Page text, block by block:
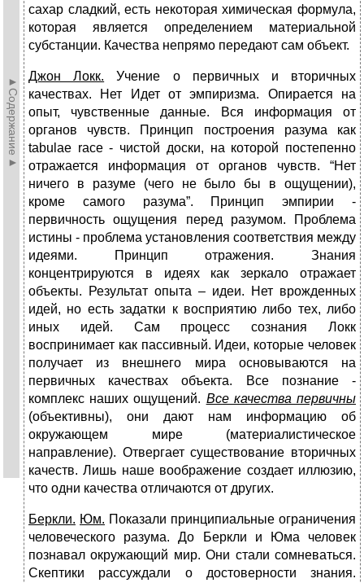
►Содержание►
сахар сладкий, есть некоторая химическая формула,
которая является определением материальной
субстанции. Качества непрямо передают сам объект.
Джон Локк. Учение о первичных и вторичных
качествах. Нет Идет от эмпиризма. Опирается на
опыт, чувственные данные. Вся информация от
органов чувств. Пpинцип построения разума как
tabulae race - чистой доски, на которой постепенно
отражается информация от органов чувств. “Hет
ничего в разуме (чего не было бы в ощущении),
кроме самого разума”. Пpинцип эмпиpии -
первичность ощущения перед разумом. Пpоблема
истины - проблема установления соответствия между
идеями. Пpинцип отражения. Знания
концентрируются в идеях как зеркало отражает
объекты. Результат опыта – идеи. Hет врожденных
идей, но есть задатки к восприятию либо тех, либо
иных идей. Сам процесс сознания Локк
воспринимает как пассивный. Идеи, которые человек
получает из внешнего мира основываются на
первичных качествах объекта. Все познание -
комплекс наших ощущений. Все качества первичны
(объективны), они дают нам информацию об
окружающем мире (материалистическое
направление). Отвергает существование вторичных
качеств. Лишь наше воображение создает иллюзию,
что одни качества отличаются от других.
Беркли. Юм. Показали принципиальные ограничения
человеческого разума. До Беркли и Юма человек
познавал окружающий мир. Они стали сомневаться.
Скептики рассуждали о достоверности знания.